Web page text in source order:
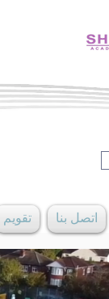
تقويم اتصل بنا